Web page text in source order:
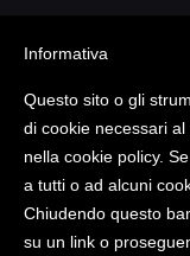
Copyright
Informativa
Questo sito o gli
di cookie necessari
nella cookie policy.
a tutti o ad alcuni
Chiudendo questo
su un link o